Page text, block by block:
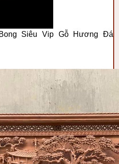
Siêu Vip Gỗ Hương Đá